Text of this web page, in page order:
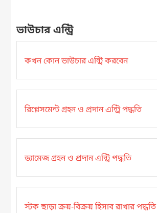
ভাউচার এন্ট্রি
কখন কোন ভাউচার এন্ট্রি করবেন
রিপ্লেসমেন্ট গ্রহন ও প্রদান এন্ট্রি পদ্ধতি
ড্যামেজ গ্রহন ও প্রদান এন্ট্রি পদ্ধতি
স্টক ছাড়া ক্রয়-বিক্রয় হিসাব রাখার পদ্ধতি